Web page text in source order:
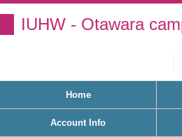
IUHW - Otawara
Home
Account Info